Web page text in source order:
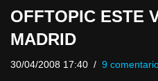
OFFTOPIC ESTE
MADRID
30/04/2008 17:40 9